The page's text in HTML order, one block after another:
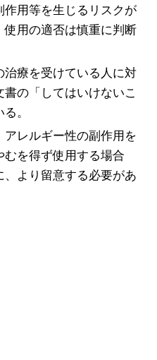
用等を生じるリスクが
用の適否は慎重に判断
治療を受けている人に対
の「してはいけないこ
。
レルギー性の副作用を
を得ず使用する場合
より留意する必要があ